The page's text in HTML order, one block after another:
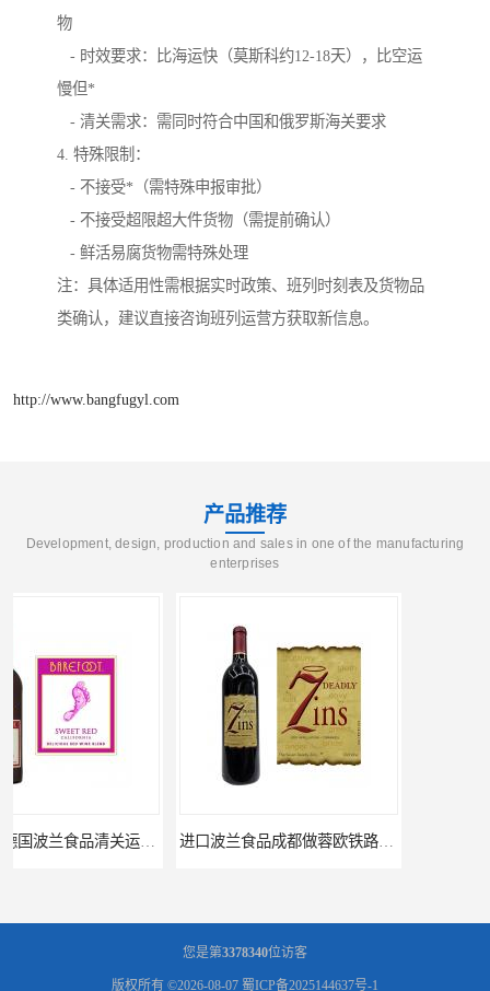
物
- 时效要求：比海运快（莫斯科约12-18天），比空运
慢但*
- 清关需求：需同时符合中国和俄罗斯海关要求
4. 特殊限制：
- 不接受*（需特殊申报审批）
- 不接受超限超大件货物（需提前确认）
- 鲜活易腐货物需特殊处理
注：具体适用性需根据实时政策、班列时刻表及货物品
类确认，建议直接咨询班列运营方获取新信息。
http://www.bangfugyl.com
产品推荐
Development, design, production and sales in one of the manufacturing
enterprises
进口波兰食品成都做蓉欧铁路代理的公司
您是第3378340位访客
版权所有 ©2026-08-07 蜀ICP备2025144637号-1